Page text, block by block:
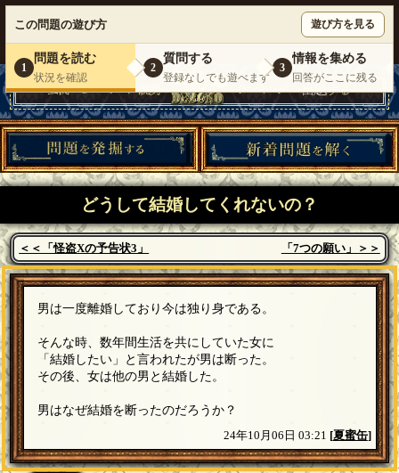
いらっしゃいませ。ゲスト |お問い合わせ
|
どうして結婚してくれないの？
＜＜「怪盗Xの予告状3」 「7つの願い」＞＞
この問題の遊び方 遊び方を見る
1
問題を読む
状況を確認
2
質問する
登録なしでも遊べます
3
情報を集める
回答がここに残る
男は一度離婚しており今は独り身である。
そんな時、数年間生活を共にしていた女に
「結婚したい」と言われたが男は断った。
その後、女は他の男と結婚した。
男はなぜ結婚を断ったのだろうか？
24年10月06日 03:21 [夏蜜缶]